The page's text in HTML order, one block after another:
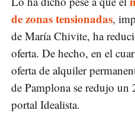
de zonas tensionadas,
de María Chivite, ha
oferta. De hecho, en el
oferta de alquiler
de Pamplona se redujo un
portal Idealista.